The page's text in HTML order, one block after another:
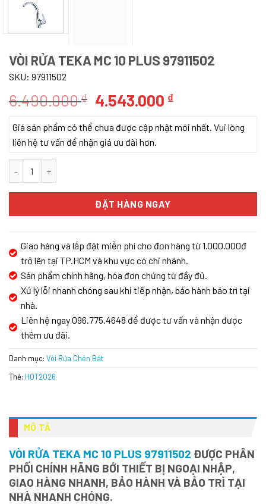
VÒI RỬA TEKA MC 10 PLUS 97911502
SKU: 97911502
6.490.000₫ Giá
là:
6.490.000 ₫.
4.543.000 ₫Giá
tại
Giá sản phẩm có thể chưa được cập nhật mới nhất. Vui lòng
liên hệ tư vấn để nhận giá ưu đãi hơn.
ĐẶT HÀNG NGAY
Giao hàng và lắp đặt miễn phí cho đơn hàng từ 1.000.000đ
trở lên tại TP.HCM và khu vực có chi nhánh.
Sản phẩm chính hãng, hóa đơn chứng từ đầy đủ.
Xử lý lỗi nhanh chóng sau khi tiếp nhận, bảo hành bảo trì tại
nhà.
Liên hệ ngay 096.775.4648 để được tư vấn và nhận được
thêm ưu đãi.
Danh mục: Vòi Rửa Chén Bát
Thẻ: HOT2026
MÔ TẢ
VÒI RỬA TEKA MC 10 PLUS 97911502 ĐƯỢC PHÂN
PHỐI CHÍNH HÃNG BỚI THIẾT BỊ NGOẠI NHẬP,
GIAO HÀNG NHANH, BẢO HÀNH VÀ BẢO TRÌ TẠI
NHÀ NHANH CHÓNG.